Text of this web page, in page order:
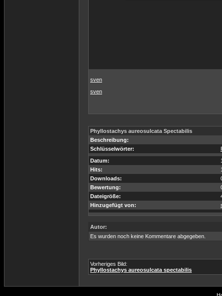
sven
sven
Phyllostachys aureosulcata Spectabilis
Beschreibung:
Schlüsselwörter:
Datum:
Hits:
Downloads:
Bewertung:
Dateigröße:
Hinzugefügt von:
Autor:
Es wurden noch keine Kommentare abgegeben.
Vorheriges Bild:
Phyllostachys aureosulcata spectabilis